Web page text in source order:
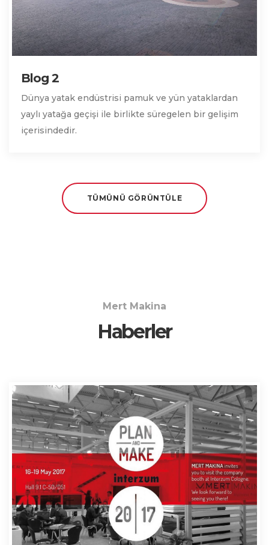
Blog 2
Dünya yatak endüstrisi pamuk ve yün yataklardan
yaylı yatağa geçişi ile birlikte süregelen bir gelişim
içerisindedir.
TÜMÜNÜ GÖRÜNTÜLE
Mert Makina
Haberler